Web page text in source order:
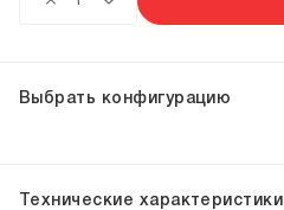
Выбрать конфигурацию
Технические характеристики